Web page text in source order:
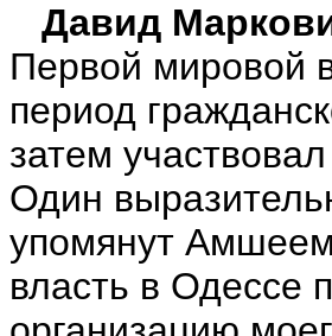
Давид
Первой мировой
период
затем
Один
упомянут
власть в Одессе